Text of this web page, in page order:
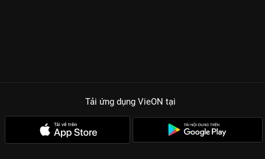
Tải ứng dụng VieON tại